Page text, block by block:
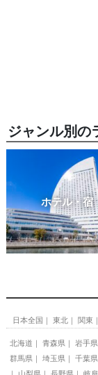
ジャンル別の
ホテル・宿
日本全国 東北 関東
北海道 青森県 岩手県
群馬県
埼玉県 千葉県